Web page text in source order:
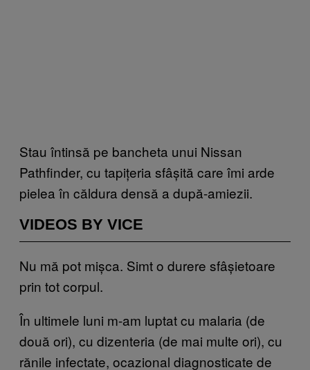
Stau întinsă pe bancheta unui Nissan
Pathfinder, cu tapițeria sfâșită care îmi arde
pielea în căldura densă a după-amiezii.
VIDEOS BY VICE
Nu mă pot mișca. Simt o durere sfâșietoare
prin tot corpul.
În ultimele luni m-am luptat cu malaria (de
două ori), cu dizenteria (de mai multe ori), cu
rănile infectate, ocazional diagnosticate de